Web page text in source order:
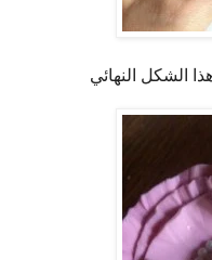
الشكل النهائي